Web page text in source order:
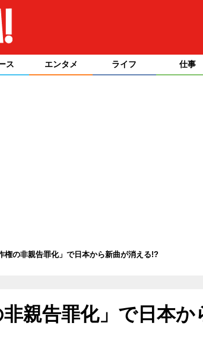
ス エンタメ ライフ 仕事
権の非親告罪化」で日本から新曲が消える!?
非親告罪化」で日本